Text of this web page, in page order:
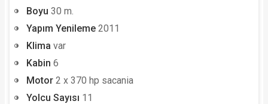
Boyu 30 m.
Yapım Yenileme 2011
Klima var
Kabin 6
Motor 2 x 370 hp sacania
Yolcu Sayısı 11